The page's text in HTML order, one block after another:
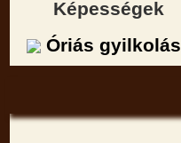
Képességek
Óriás gyilkolás